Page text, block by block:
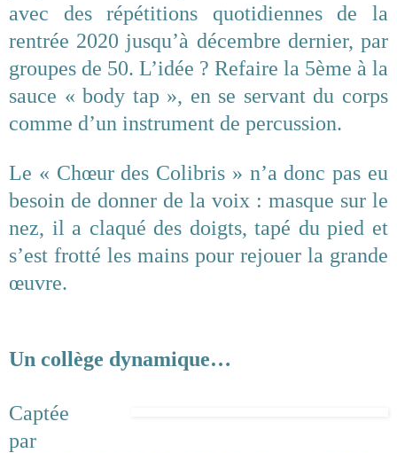
avec des répétitions quotidiennes de la
rentrée 2020 jusqu’à décembre dernier, par
groupes de 50. L’idée ? Refaire la 5ème à la
sauce « body tap », en se servant du corps
comme d’un instrument de percussion.
Le « Chœur des Colibris » n’a donc pas eu
besoin de donner de la voix : masque sur le
nez, il a claqué des doigts, tapé du pied et
s’est frotté les mains pour rejouer la grande
œuvre.
Un collège dynamique…
Captée
par